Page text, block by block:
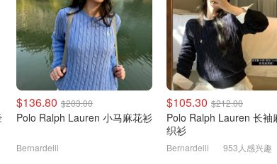
$136.80 $203.00
Polo Ralph Lauren 小马麻花衫
Bernardelli
$105.30 $212.00
Polo Ralph Lauren 长袖麻花针
织衫
Bernardelli 953人感兴趣